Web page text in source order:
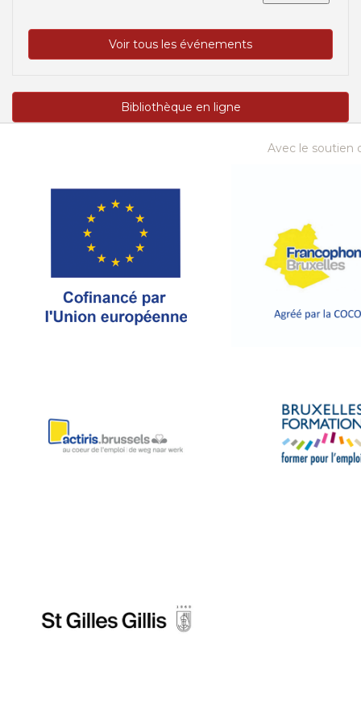
Voir tous les événements
Bibliothèque en ligne
Avec le soutien